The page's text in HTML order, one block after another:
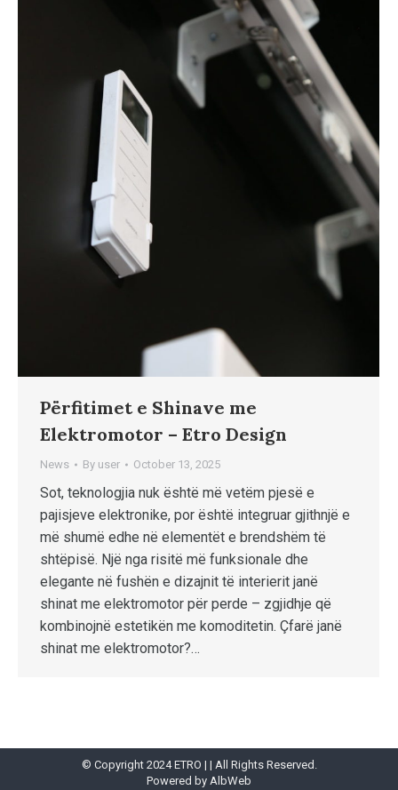
Përfitimet e Shinave me
Elektromotor – Etro Design
News By user October 13, 2025
Sot, teknologjia nuk është më vetëm pjesë e
pajisjeve elektronike, por është integruar gjithnjë e
më shumë edhe në elementët e brendshëm të
shtëpisë. Një nga risitë më funksionale dhe
elegante në fushën e dizajnit të interierit janë
shinat me elektromotor për perde – zgjidhje që
kombinojnë estetikën me komoditetin. Çfarë janë
shinat me elektromotor?…
© Copyright 2024 ETRO | | All Rights Reserved.
Powered by AlbWeb